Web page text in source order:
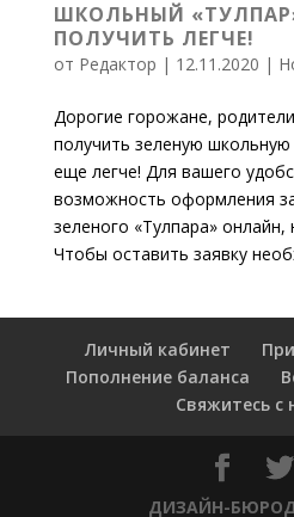
ШКОЛЬНЫЙ
ПОЛУЧИТЬ ЛЕГЧЕ!
от Редактор | 12.11.2020 |
Дорогие горожане,
получить зеленую школьную
еще легче! Для вашего
возможность оформления
зеленого «Тулпара»
Чтобы оставить заявку
Личный кабинет
Пополнение баланса
Свяжитесь с
ДИЗАЙН-